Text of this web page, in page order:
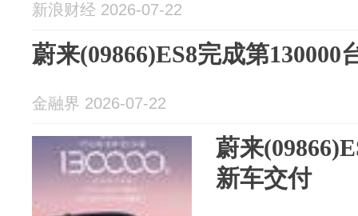
新浪财经 2026-07-22
蔚来(09866)ES8完成第130000
金融界 2026-07-22
蔚来
新车交付